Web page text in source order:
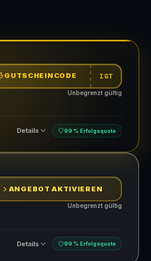
GUTSCHEINCODE IGT
Unbegrenzt gültig
Details 99 % Erfolgsquote
ANGEBOT AKTIVIEREN
Unbegrenzt gültig
Details 99 % Erfolgsquote